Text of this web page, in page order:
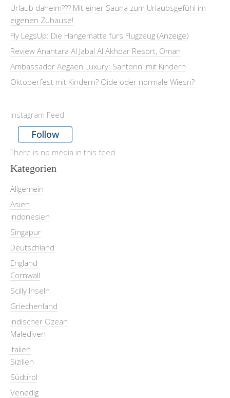
Urlaub daheim??? Mit einer Sauna zum Urlaubsgefühl im
eigenen Zuhause!
Fly LegsUp: Die Hängematte fürs Flugzeug (Anzeige)
Review Anantara Al Jabal Al Akhdar Resort, Oman
Ambassador Aegaen Luxury: Santorini mit Kindern
Oktoberfest mit Kindern? Oide oder normale Wiesn?
Instagram Feed
Follow
There is no media in this feed
Kategorien
Allgemein
Asien
Indonesien
Singapur
Deutschland
England
Cornwall
Scilly Inseln
Griechenland
Indischer Ozean
Malediven
Italien
Sizilien
Südtirol
Venedig